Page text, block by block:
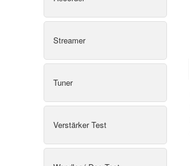
Streamer
Tuner
Verstärker Test